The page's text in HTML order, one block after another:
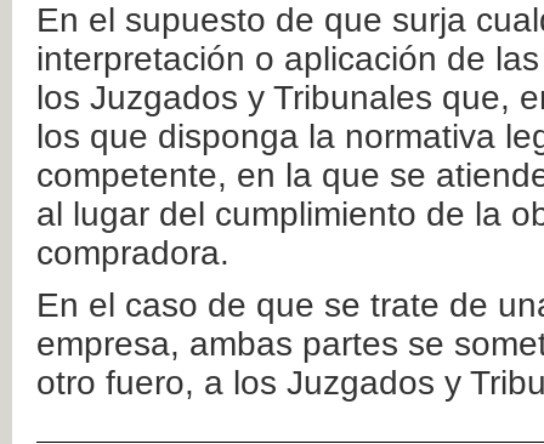
En el supuesto de que surja
interpretación o aplicación de
los Juzgados y Tribunales que,
los que disponga la normativa
competente, en la que se
al lugar del cumplimiento de la
compradora.
En el caso de que se trate de
empresa, ambas partes se
otro fuero, a los Juzgados y